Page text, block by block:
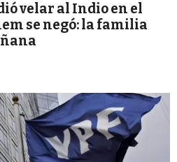
velar al Indio en el
se negó: la familia